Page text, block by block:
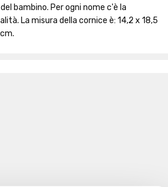
bambino. Per ogni nome c'è la
La misura della cornice è: 14,2 x 18,5